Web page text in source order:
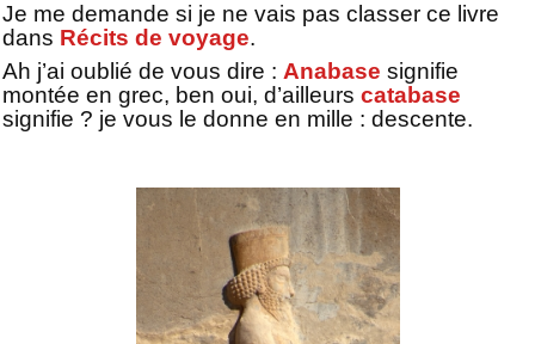
Je me demande si je ne vais pas classer ce livre
dans Récits de voyage.
Ah j’ai oublié de vous dire : Anabase signifie
montée en grec, ben oui, d’ailleurs catabase
signifie ? je vous le donne en mille : descente.